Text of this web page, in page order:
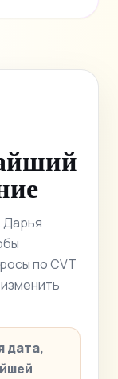
Дарья
по CVT
дата,